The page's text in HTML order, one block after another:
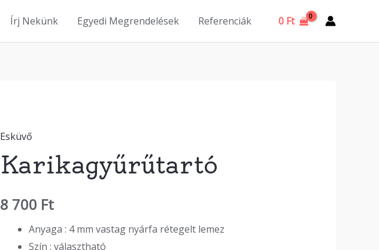
Írj Nekünk Egyedi Megrendelések Referenciák 0 Ft
Esküvő
Karikagyűrűtartó
8 700 Ft
Anyaga : 4 mm vastag nyárfa rétegelt lemez
Szín : választható
mennyiség